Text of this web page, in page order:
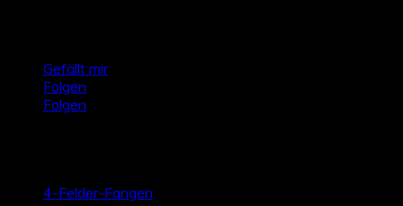
Gefällt mir
Folgen
Folgen
4-Felder-Fangen